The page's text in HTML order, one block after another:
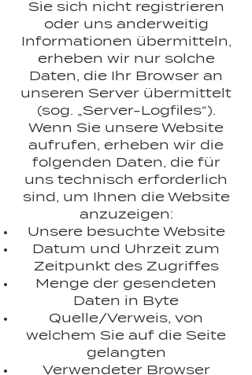
Sie sich nicht registrieren
oder uns anderweitig
Informationen übermitteln,
erheben wir nur solche
Daten, die Ihr Browser an
unseren Server übermittelt
(sog. „Server-Logfiles“).
Wenn Sie unsere Website
aufrufen, erheben wir die
folgenden Daten, die für
uns technisch erforderlich
sind, um Ihnen die Website
anzuzeigen:
Unsere besuchte Website
Datum und Uhrzeit zum
Zeitpunkt des Zugriffes
Menge der gesendeten
Daten in Byte
Quelle/Verweis, von
welchem Sie auf die Seite
gelangten
Verwendeter Browser